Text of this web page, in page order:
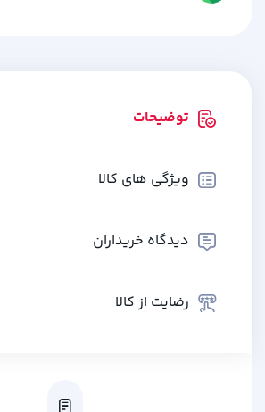
توضیحات
ویژگی های کالا
دیدگاه خریداران
رضایت از کالا